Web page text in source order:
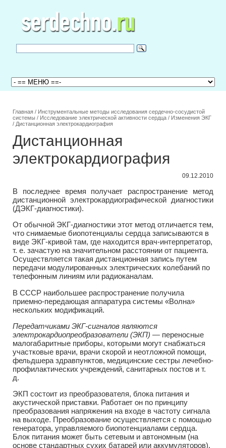
Главная / Инструментальные методы исследования сердечно-сосудистой
системы / Исследование электрической активности сердца / Изменения ЭКГ
/ Дистанционная электрокардиография
Дистанционная
электрокардиография
09.12.2010
В последнее время получает распространение метод
дистанционной электрокардиографической диагностики
(ДЭКГ-диагностики).
От обычной ЭКГ-диагностики этот метод отличается тем,
что снимаемые биопотенциалы сердца записываются в
виде ЭКГ-кривой там, где находится врач-интерпретатор,
т. е. зачастую на значительном расстоянии от пациента.
Осуществляется такая дистанционная запись путем
передачи модулированных электрических колебаний по
телефонным линиям или радиоканалам.
В СССР наибольшее распространение получила
приемно-передающая аппаратура системы «Волна»
нескольких модификаций.
Передатчиками ЭКГ-сигналов являются
электрокардиопреобразователи (ЭКП) — переносные
малогабаритные приборы, которыми могут снабжаться
участковые врачи, врачи скорой и неотложной помощи,
фельдшера здравпунктов, медицинские сестры лечебно-
профилактических учреждений, санитарных постов и т.
д.
ЭКП состоит из преобразователя, блока питания и
акустической приставки. Работает он по принципу
преобразования напряжения на входе в частоту сигнала
на выходе. Преобразование осуществляется с помощью
генератора, управляемого биопотенциалами сердца.
Блок питания может быть сетевым и автономным (на
основе стандартных сухих батарей или аккумуляторов).